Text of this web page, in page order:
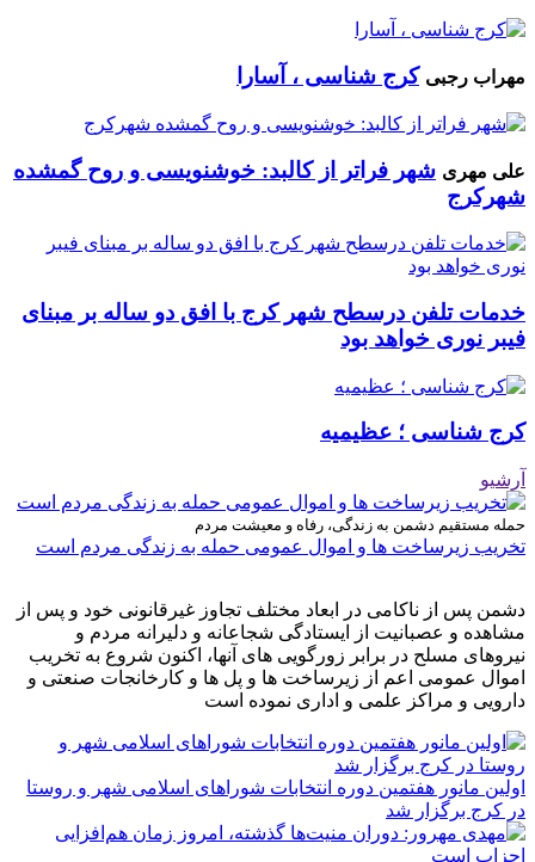
مهراب رجبی کرج شناسی ، آسارا
علی مهری شهر فراتر از کالبد: خوشنویسی و روح گمشده
شهرکرج
خدمات تلفن درسطح شهر کرج با افق دو ساله بر مبنای
فیبر نوری خواهد بود
کرج شناسی ؛ عظیمیه
آرشیو
حمله مستقیم دشمن به زندگی، رفاه و معیشت مردم
تخریب زیرساخت ها و اموال عمومی حمله به زندگی مردم است
دشمن پس از ناکامی در ابعاد مختلف تجاوز غیرقانونی خود و پس از
مشاهده و عصبانیت از ایستادگی شجاعانه و دلیرانه مردم و
نیروهای مسلح در برابر زورگویی های آنها، اکنون شروع به تخریب
اموال عمومی اعم از زیرساخت ها و پل ها و کارخانجات صنعتی و
دارویی و مراکز علمی و اداری نموده است
اولین مانور هفتمین دوره انتخابات شوراهای اسلامی شهر و روستا
در کرج برگزار شد